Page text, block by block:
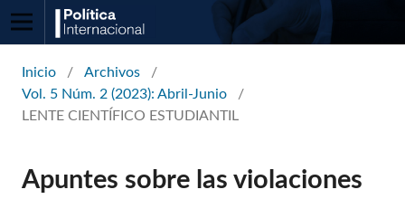
Inicio / Archivos
/
Vol. 5 Núm. 2 (2023): Abril-Junio
/
LENTE CIENTÍFICO ESTUDIANTIL
Apuntes sobre las violaciones